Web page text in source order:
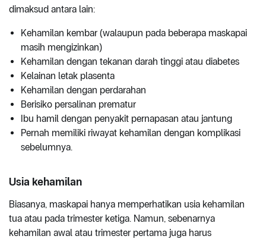
dimaksud antara lain:
Kehamilan kembar (walaupun pada beberapa maskapai
masih mengizinkan)
Kehamilan dengan tekanan darah tinggi atau diabetes
Kelainan letak plasenta
Kehamilan dengan perdarahan
Berisiko persalinan prematur
Ibu hamil dengan penyakit pernapasan atau jantung
Pernah memiliki riwayat kehamilan dengan komplikasi
sebelumnya.
Usia kehamilan
Biasanya, maskapai hanya memperhatikan usia kehamilan
tua atau pada trimester ketiga. Namun, sebenarnya
kehamilan awal atau trimester pertama juga harus